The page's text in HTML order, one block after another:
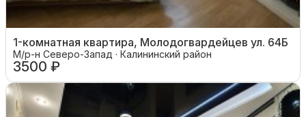
1-комнатная квартира, Молодогвардейцев ул. 64Б
М/р-н Северо-Запад · Калининский район
3500 ₽